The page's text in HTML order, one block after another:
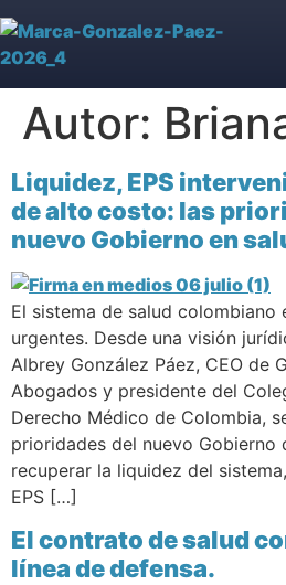
Autor:
Liquidez, EPS
de alto costo: las
nuevo Gobierno en
El sistema de salud colombiano
urgentes. Desde una visión
Albrey González Páez, CEO de
Abogados y presidente del
Derecho Médico de Colombia,
prioridades del nuevo Gobierno
recuperar la liquidez del
EPS […]
El contrato de salud
línea de defensa.